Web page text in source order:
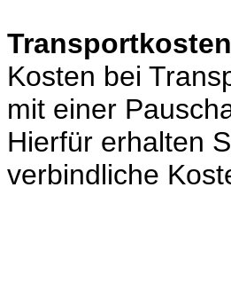
Kosten bei
mit einer
Hierfür erhalten
verbindliche